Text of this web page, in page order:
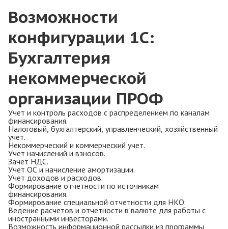
Возможности
конфигурации 1С:
Бухгалтерия
некоммерческой
организации ПРОФ
Учет и контроль расходов с распределением по каналам
финансирования.
Налоговый, бухгалтерский, управленческий, хозяйственный
учет.
Некоммерческий и коммерческий учет.
Учет начислений и взносов.
Зачет НДС.
Учет ОС и начисление амортизации.
Учет доходов и расходов.
Формирование отчетности по источникам
финансирования.
Формирование специальной отчетности для НКО.
Ведение расчетов и отчетности в валюте для работы с
иностранными инвесторами.
Возможность информационной рассылки из программы